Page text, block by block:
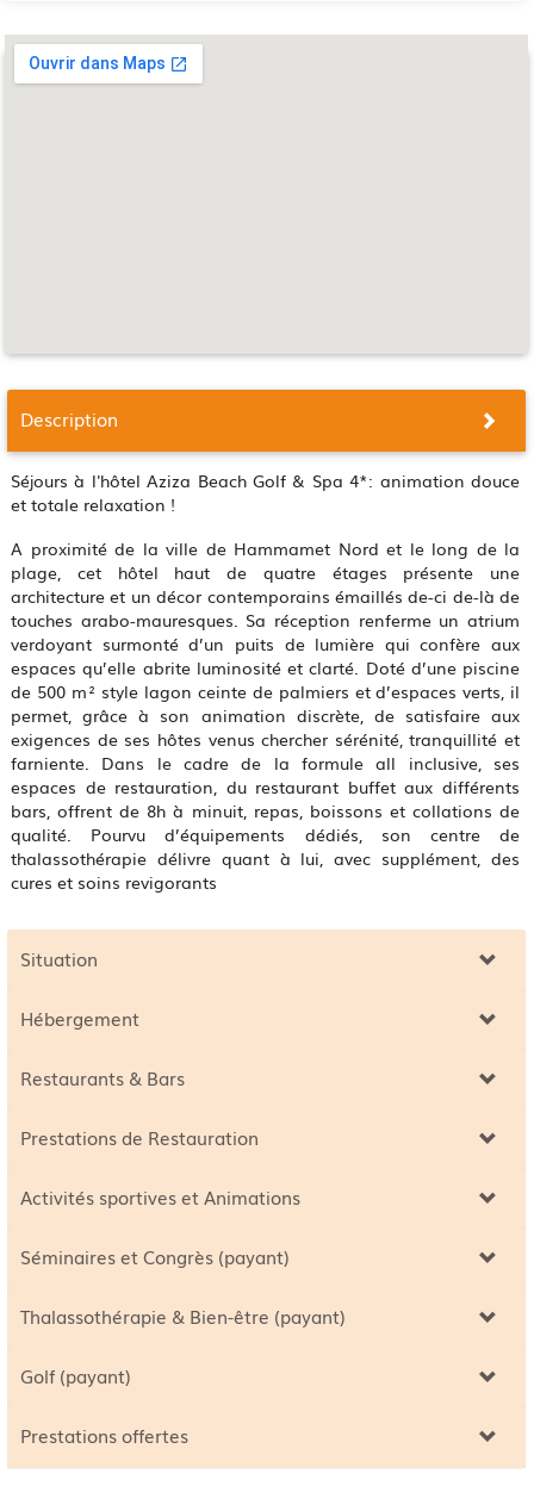
Description
Séjours à l'hôtel Aziza Beach Golf & Spa 4*: animation douce
et totale relaxation !
A proximité de la ville de Hammamet Nord et le long de la
plage, cet hôtel haut de quatre étages présente une
architecture et un décor contemporains émaillés de-ci de-là de
touches arabo-mauresques. Sa réception renferme un atrium
verdoyant surmonté d’un puits de lumière qui confère aux
espaces qu’elle abrite luminosité et clarté. Doté d’une piscine
de 500 m² style lagon ceinte de palmiers et d’espaces verts, il
permet, grâce à son animation discrète, de satisfaire aux
exigences de ses hôtes venus chercher sérénité, tranquillité et
farniente. Dans le cadre de la formule all inclusive, ses
espaces de restauration, du restaurant buffet aux différents
bars, offrent de 8h à minuit, repas, boissons et collations de
qualité. Pourvu d’équipements dédiés, son centre de
thalassothérapie délivre quant à lui, avec supplément, des
cures et soins revigorants
Situation
Hébergement
Restaurants & Bars
Prestations de Restauration
Activités sportives et Animations
Séminaires et Congrès (payant)
Thalassothérapie & Bien-être (payant)
Golf (payant)
Prestations offertes